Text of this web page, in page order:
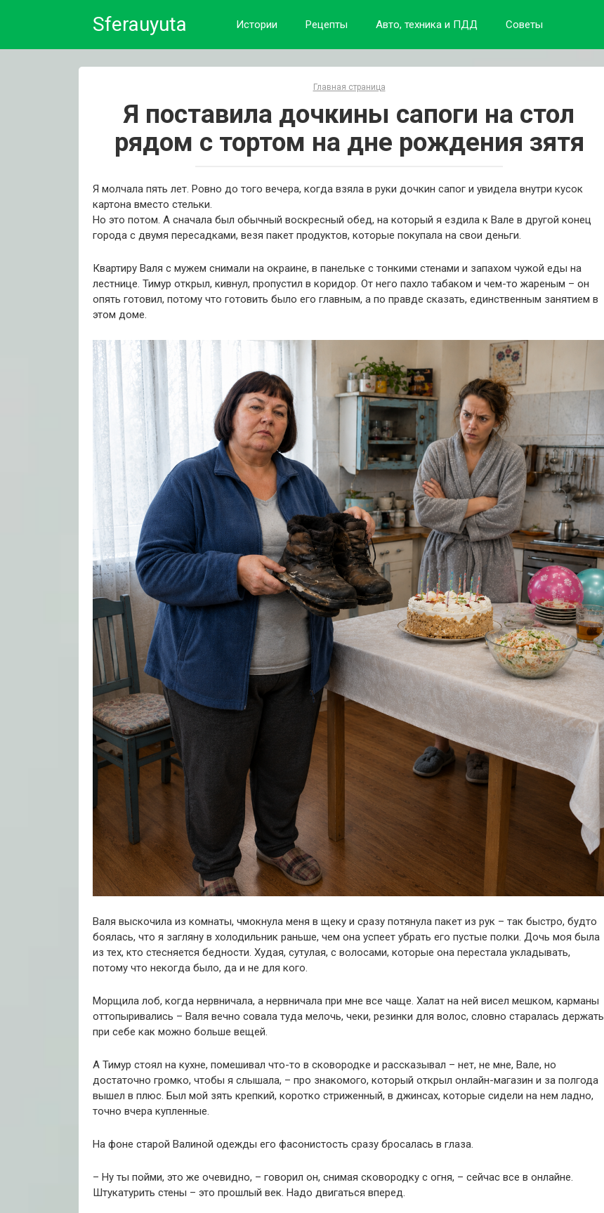
Sferauyuta Истории Рецепты Авто, техника и ПДД Советы
Главная страница
Я поставила дочкины сапоги на стол
рядом с тортом на дне рождения зятя
Я молчала пять лет. Ровно до того вечера, когда взяла в руки дочкин сапог и увидела внутри кусок
картона вместо стельки.
Но это потом. А сначала был обычный воскресный обед, на который я ездила к Вале в другой конец
города с двумя пересадками, везя пакет продуктов, которые покупала на свои деньги.
Квартиру Валя с мужем снимали на окраине, в панельке с тонкими стенами и запахом чужой еды на
лестнице. Тимур открыл, кивнул, пропустил в коридор. От него пахло табаком и чем-то жареным – он
опять готовил, потому что готовить было его главным, а по правде сказать, единственным занятием в
этом доме.
Валя выскочила из комнаты, чмокнула меня в щеку и сразу потянула пакет из рук – так быстро, будто
боялась, что я загляну в холодильник раньше, чем она успеет убрать его пустые полки. Дочь моя была
из тех, кто стесняется бедности. Худая, сутулая, с волосами, которые она перестала укладывать,
потому что некогда было, да и не для кого.
Морщила лоб, когда нервничала, а нервничала при мне все чаще. Халат на ней висел мешком, карманы
оттопыривались – Валя вечно совала туда мелочь, чеки, резинки для волос, словно старалась держать
при себе как можно больше вещей.
А Тимур стоял на кухне, помешивал что-то в сковородке и рассказывал – нет, не мне, Вале, но
достаточно громко, чтобы я слышала, – про знакомого, который открыл онлайн-магазин и за полгода
вышел в плюс. Был мой зять крепкий, коротко стриженный, в джинсах, которые сидели на нем ладно,
точно вчера купленные.
На фоне старой Валиной одежды его фасонистость сразу бросалась в глаза.
– Ну ты пойми, это же очевидно, – говорил он, снимая сковородку с огня, – сейчас все в онлайне.
Штукатурить стены – это прошлый век. Надо двигаться вперед.